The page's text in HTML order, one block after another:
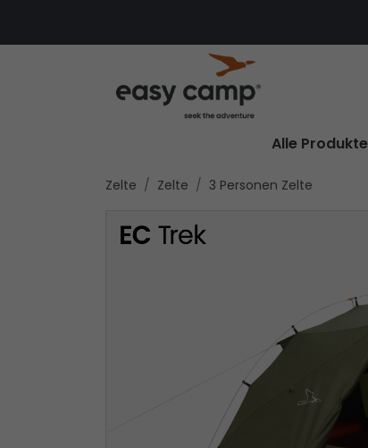
Alle Produkte
Zelte Zelte 3 Personen Zelte